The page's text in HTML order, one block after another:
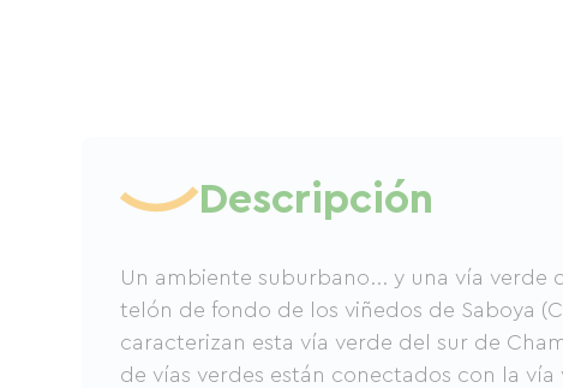
Descripción
Un ambiente suburbano... y una vía verde
telón de fondo de los viñedos de Saboya
caracterizan esta vía verde del sur de
de vías verdes están conectados con la vía